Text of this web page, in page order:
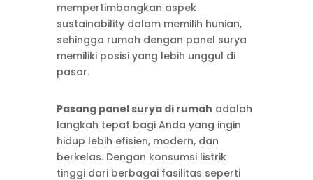
mempertimbangkan aspek
sustainability dalam memilih hunian,
sehingga rumah dengan panel surya
memiliki posisi yang lebih unggul di
pasar.
Pasang panel surya di rumah adalah
langkah tepat bagi Anda yang ingin
hidup lebih efisien, modern, dan
berkelas. Dengan konsumsi listrik
tinggi dari berbagai fasilitas seperti